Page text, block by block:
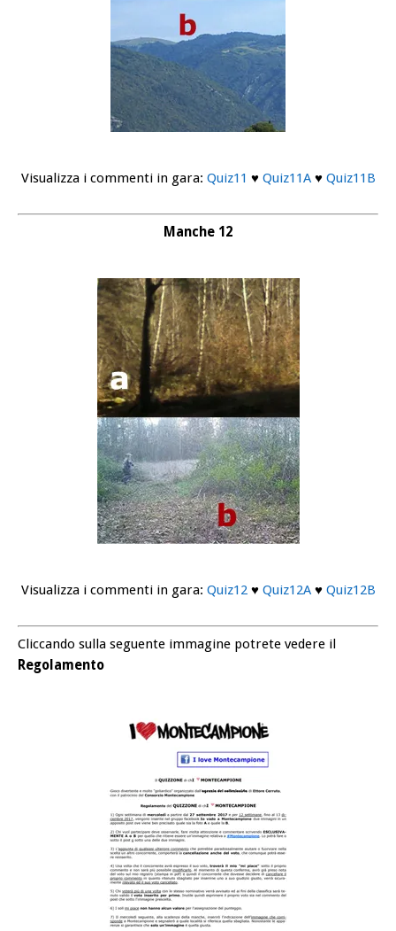
Visualizza i commenti in gara: Quiz11 ♥ Quiz11A♥ Quiz11B
Manche 12
Visualizza i commenti in gara: Quiz12♥ Quiz12A♥ Quiz12B
Cliccando sulla seguente immagine potrete vedere il
Regolamento